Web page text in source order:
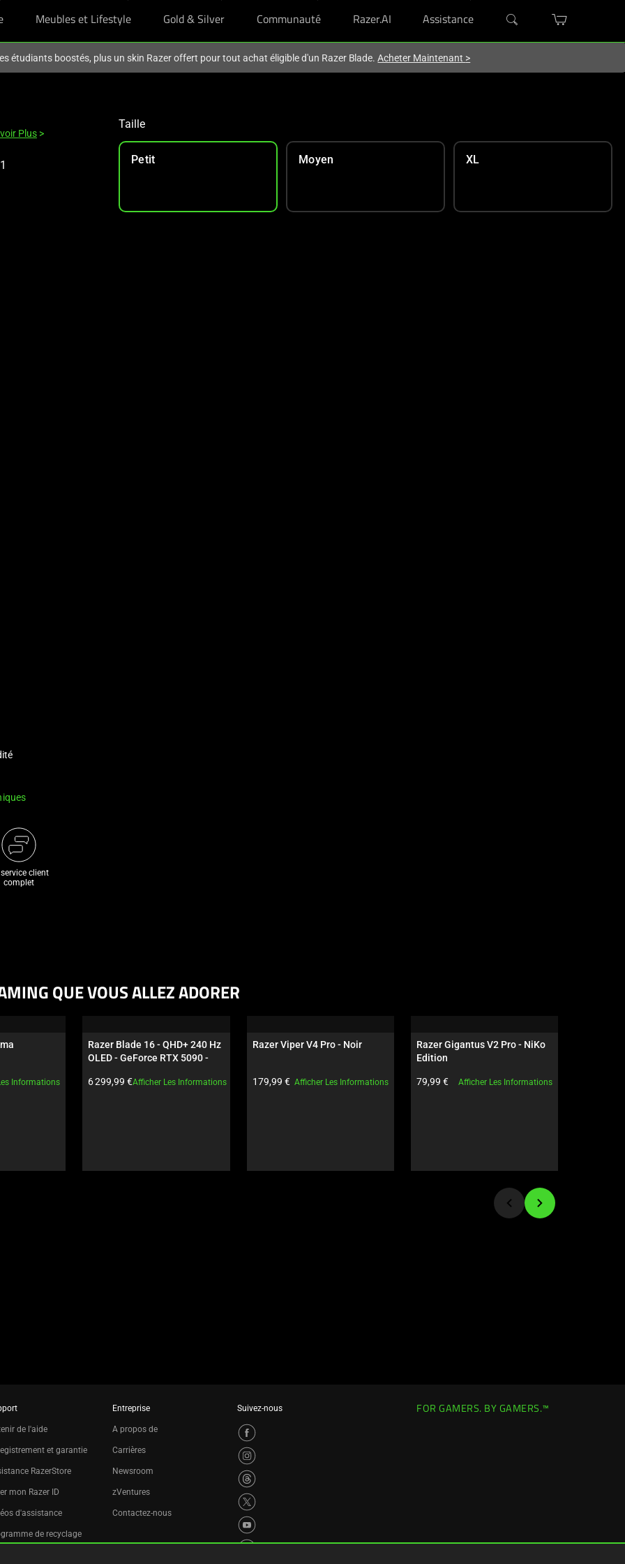
Meubles et Lifestyle Gold & Silver Communauté Razer.AI Assistance
étudiants boostés, plus un skin Razer offert pour tout achat éligible d'un Razer Blade.Acheter Maintenant >
Plus >
client
complet
Taille
Petit Moyen XL
QUE VOUS ALLEZ ADORER
Informations
Razer Blade 16 - QHD+ 240 Hz
OLED - GeForce RTX 5090 -
Prix du produit:
6 299,99 €Afficher Les Informations
Razer Viper V4 Pro - Noir
Prix du produit:
179,99 € Afficher Les Informations
Razer Gigantus V2 Pro - NiKo
Edition
Prix du produit:
79,99 € Afficher Les Informations
de l'aide
et garantie
RazerStore
mon Razer ID
d'assistance
de recyclage
Entreprise
A propos de
Carrières
Newsroom
zVentures
Contactez-nous
Suivez-nous FOR GAMERS. BY GAMERS.™